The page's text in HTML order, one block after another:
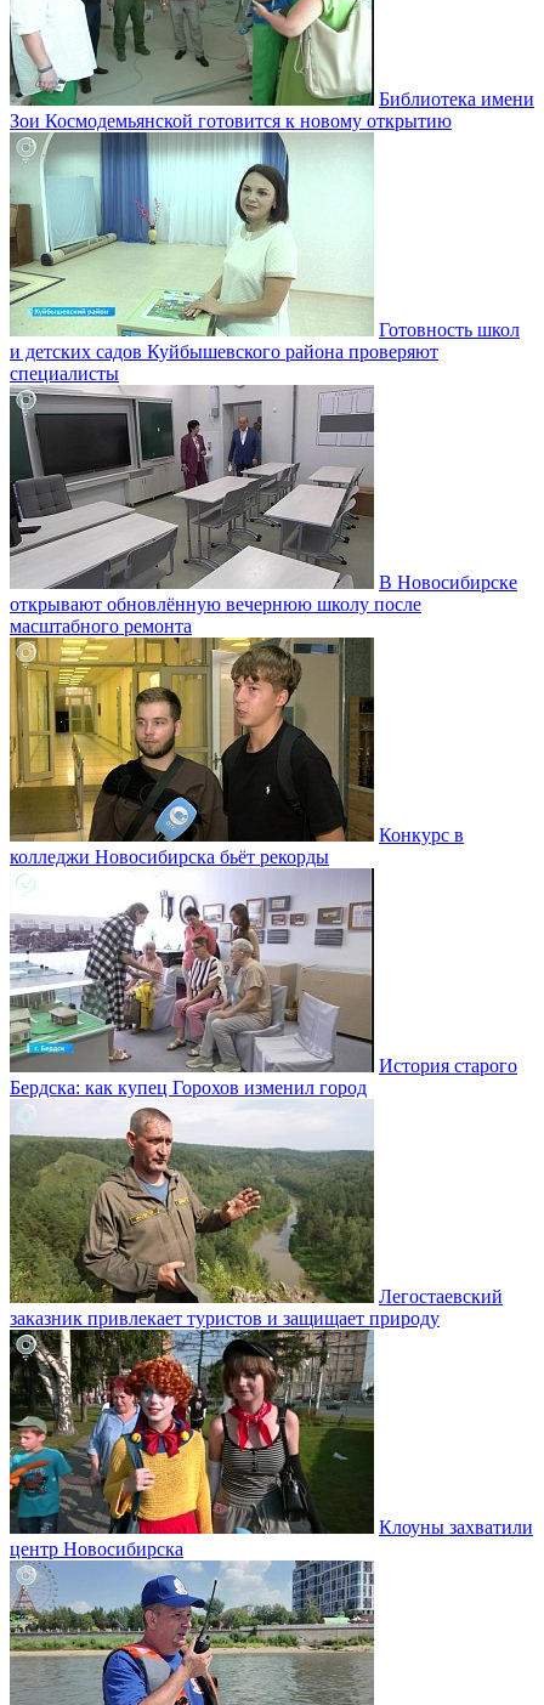
Библиотека имени
Зои Космодемьянской готовится к новому открытию
Готовность школ
и детских садов Куйбышевского района проверяют
специалисты
В Новосибирске
открывают обновлённую вечернюю школу после
масштабного ремонта
Конкурс в
колледжи Новосибирска бьёт рекорды
История старого
Бердска: как купец Горохов изменил город
Легостаевский
заказник привлекает туристов и защищает природу
Клоуны захватили
центр Новосибирска